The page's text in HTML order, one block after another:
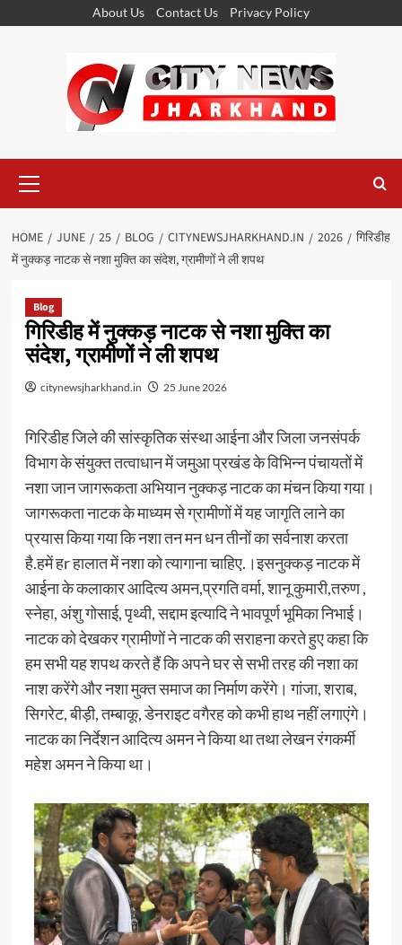
About Us Contact Us Privacy Policy
Menu
HOME JUNE 25 BLOG CITYNEWSJHARKHAND.IN 2026
गिरिडीह
में नुक्कड़ नाटक से नशा मुक्ति का संदेश, ग्रामीणों ने ली शपथ
Blog
गिरिडीह में नुक्कड़ नाटक से नशा मुक्ति का
संदेश, ग्रामीणों ने ली शपथ
citynewsjharkhand.in 25 June 2026
गिरिडीह जिले की सांस्कृतिक संस्था आईना और जिला जनसंपर्क
विभाग के संयुक्त तत्वाधान में जमुआ प्रखंड के विभिन्न पंचायतों में
नशा जान जागरूकता अभियान नुक्कड़ नाटक का मंचन किया गया।
जागरूकता नाटक के माध्यम से ग्रामीणों में यह जागृति लाने का
प्रयास किया गया कि नशा तन मन धन तीनों का सर्वनाश करता
है.हमें हr हालात में नशा को त्यागाना चाहिए.।इसनुक्कड़ नाटक में
आईना के कलाकार आदित्य अमन,प्रगति वर्मा, शानू कुमारी,तरुण ,
स्नेहा, अंशु गोसाई, पृथ्वी, सद्दाम इत्यादि ने भावपूर्ण भूमिका निभाई।
नाटक को देखकर ग्रामीणों ने नाटक की सराहना करते हुए कहा कि
हम सभी यह शपथ करते हैं कि अपने घर से सभी तरह की नशा का
नाश करेंगे और नशा मुक्त समाज का निर्माण करेंगे। गांजा, शराब,
सिगरेट, बीड़ी, तम्बाकू, डेनराइट वगैरह को कभी हाथ नहीं लगाएंगे।
नाटक का निर्देशन आदित्य अमन ने किया था तथा लेखन रंगकर्मी
महेश अमन ने किया था।